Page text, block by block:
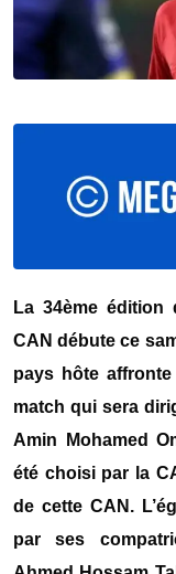
La 34ème édition
CAN débute ce
pays hôte
match qui sera
Amin Mohamed
été choisi par la
de cette CAN.
par ses